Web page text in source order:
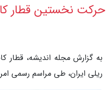
حرکت نخستین قطار
به گزارش مجله اندیشه، قطار
ریلی ایران، طی مراسم رسمی امروز (29 خرداد) از ایستگاه راه آهن تهران